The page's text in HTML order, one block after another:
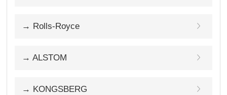
→ Rolls-Royce
→ ALSTOM
→ KONGSBERG